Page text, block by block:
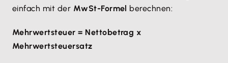
einfach mit der MwSt-Formel berechnen:
Mehrwertsteuer = Nettobetrag x
Mehrwertsteuersatz